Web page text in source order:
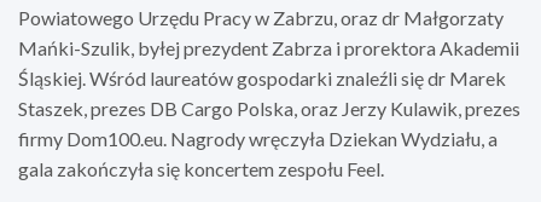
Powiatowego Urzędu Pracy w Zabrzu, oraz dr Małgorzaty
Mańki-Szulik, byłej prezydent Zabrza i prorektora Akademii
Śląskiej. Wśród laureatów gospodarki znaleźli się dr Marek
Staszek, prezes DB Cargo Polska, oraz Jerzy Kulawik, prezes
firmy Dom100.eu. Nagrody wręczyła Dziekan Wydziału, a
gala zakończyła się koncertem zespołu Feel.